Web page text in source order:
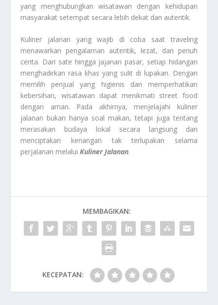
yang menghubungkan wisatawan dengan kehidupan
masyarakat setempat secara lebih dekat dan autentik.
Kuliner jalanan yang wajib di coba saat traveling
menawarkan pengalaman autentik, lezat, dan penuh
cerita. Dari sate hingga jajanan pasar, setiap hidangan
menghadirkan rasa khas yang sulit di lupakan. Dengan
memilih penjual yang higienis dan memperhatikan
kebersihan, wisatawan dapat menikmati street food
dengan aman. Pada akhirnya, menjelajahi kuliner
jalanan bukan hanya soal makan, tetapi juga tentang
merasakan budaya lokal secara langsung dan
menciptakan kenangan tak terlupakan selama
perjalanan melaluiKuliner Jalanan.
MEMBAGIKAN:
KECEPATAN: